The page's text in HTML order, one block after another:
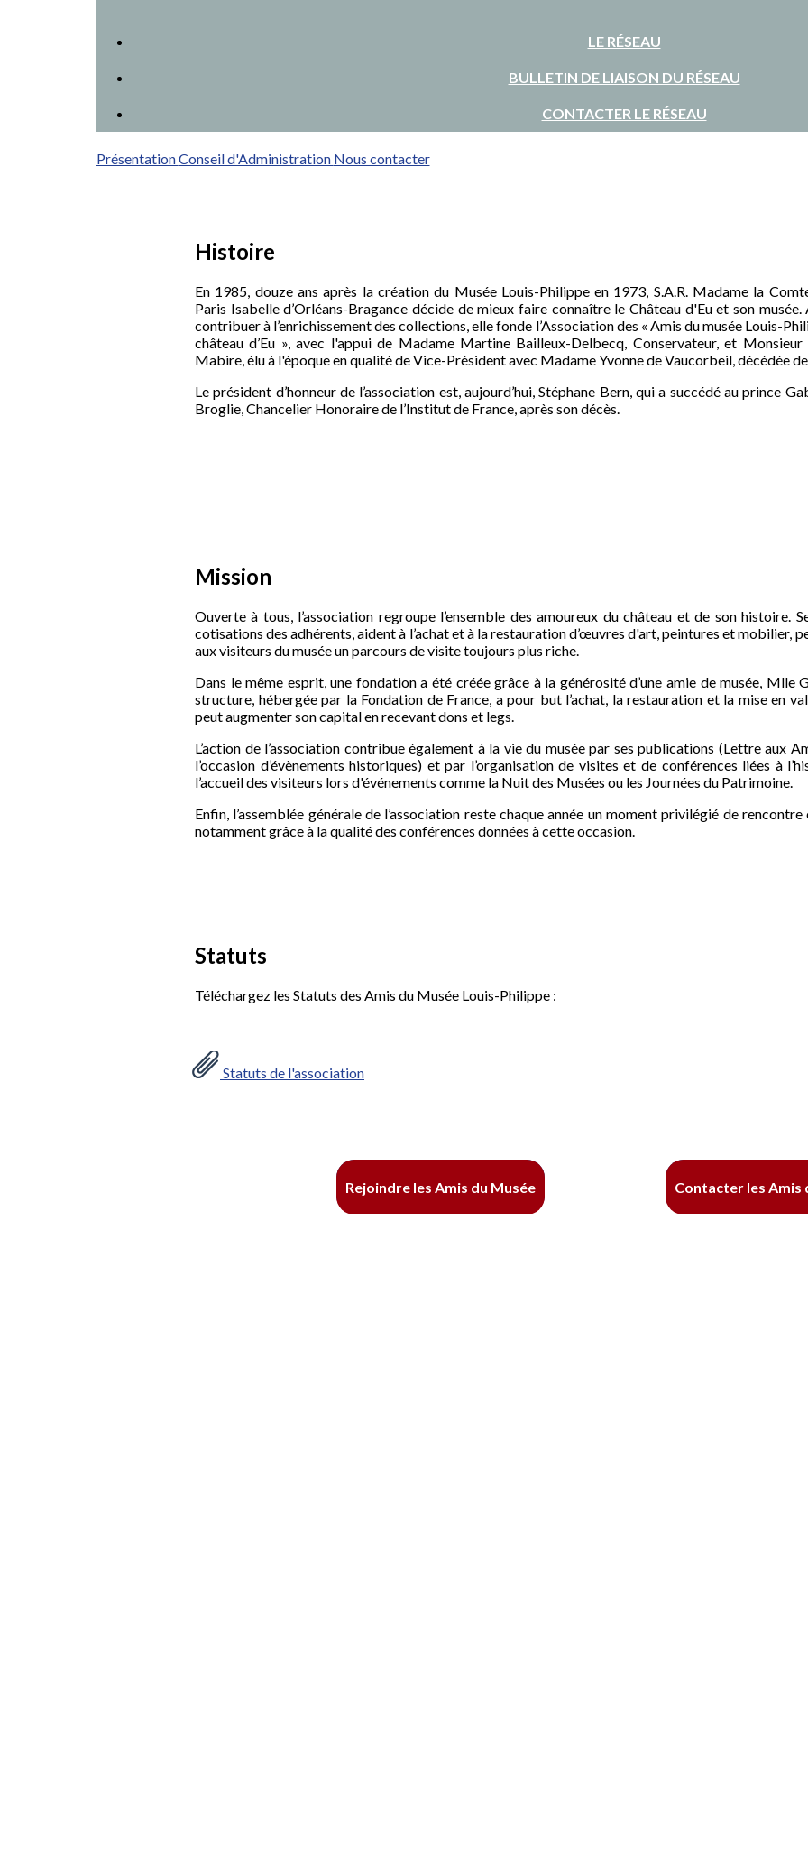
LE RÉSEAU
BULLETIN DE LIAISON DU RÉSEAU
CONTACTER LE RÉSEAU
PrésentationConseil d'Administration Nous contacter
Histoire
En 1985, douze ans après la création du Musée Louis-Philippe en 1973, S.A.R. Madame la
Paris Isabelle d’Orléans-Bragance décide de mieux faire connaître le Château d'Eu et son musée.
contribuer à l’enrichissement des collections, elle fonde l’Association des « Amis du musée Louis-
château d’Eu », avec l'appui de Madame Martine Bailleux-Delbecq, Conservateur, et
Mabire, élu à l'époque en qualité de Vice-Président avec Madame Yvonne de Vaucorbeil, décédée
Le président d’honneur de l’association est, aujourd’hui, Stéphane Bern, qui a succédé au prince
Broglie, Chancelier Honoraire de l’Institut de France, après son décès.
Mission
Ouverte à tous, l’association regroupe l’ensemble des amoureux du château et de son histoire.
cotisations des adhérents, aident à l’achat et à la restauration d’œuvres d'art, peintures et mobilier,
aux visiteurs du musée un parcours de visite toujours plus riche.
Dans le même esprit, une fondation a été créée grâce à la générosité d’une amie de musée, Mlle
structure, hébergée par la Fondation de France, a pour but l’achat, la restauration et la mise en
peut augmenter son capital en recevant dons et legs.
L’action de l’association contribue également à la vie du musée par ses publications (Lettre aux
l’occasion d’évènements historiques) et par l’organisation de visites et de conférences liées à
l’accueil des visiteurs lors d'événements comme la Nuit des Musées ou les Journées du Patrimoine.
Enfin, l’assemblée générale de l’association reste chaque année un moment privilégié de
notamment grâce à la qualité des conférences données à cette occasion.
Statuts
Téléchargez les Statuts des Amis du Musée Louis-Philippe :
Statuts de l'association
Rejoindre les Amis du Musée Contacter les Amis